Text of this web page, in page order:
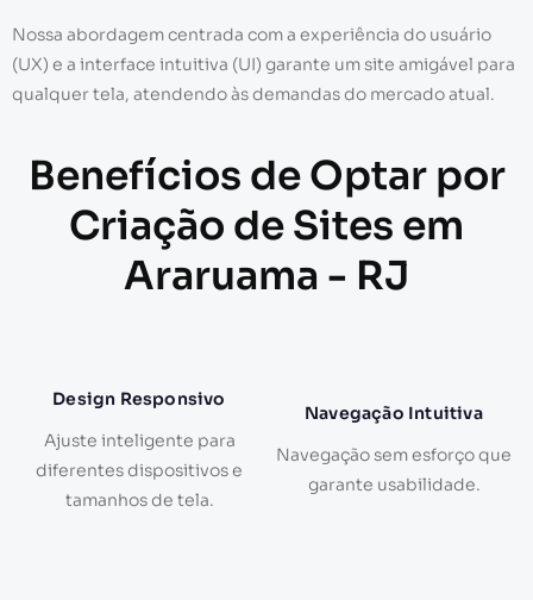
Nossa abordagem centrada com a experiência do usuário
(UX) e a interface intuitiva (UI) garante um site amigável para
qualquer tela, atendendo às demandas do mercado atual.
Benefícios de Optar por
Criação de Sites em
Araruama - RJ
Design Responsivo
Ajuste inteligente para
diferentes dispositivos e
tamanhos de tela.
Navegação Intuitiva
Navegação sem esforço que
garante usabilidade.